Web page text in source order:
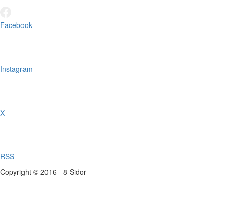
Facebook
Instagram
X
RSS
Copyright © 2016 - 8 Sidor